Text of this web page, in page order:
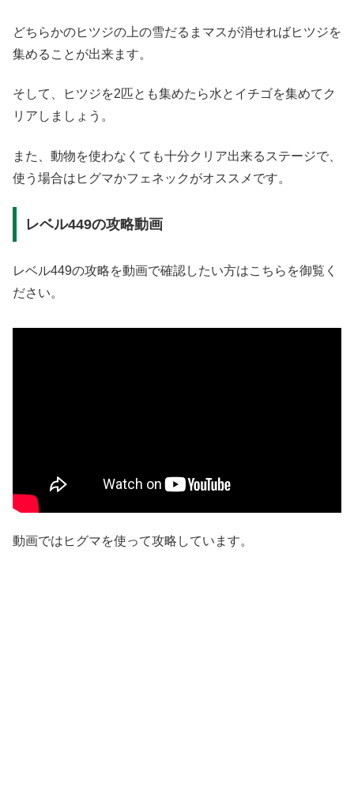
どちらかのヒツジの上の雪だるまマスが消せればヒツジを
集めることが出来ます。
そして、ヒツジを2匹とも集めたら水とイチゴを集めてク
リアしましょう。
また、動物を使わなくても十分クリア出来るステージで、
使う場合はヒグマかフェネックがオススメです。
レベル449の攻略動画
レベル449の攻略を動画で確認したい方はこちらを御覧く
ださい。
動画ではヒグマを使って攻略しています。